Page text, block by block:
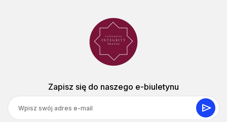
Zapisz się do naszego e-biuletynu